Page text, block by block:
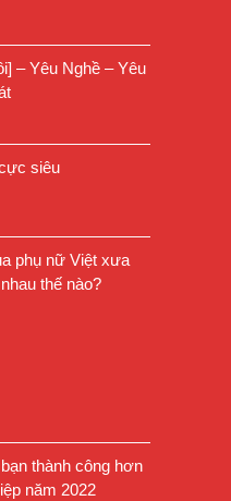
– Yêu Nghề – Yêu
siêu
phụ nữ Việt xưa
thế nào?
thành công hơn
năm 2022